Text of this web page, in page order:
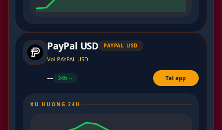
PayPal USD PAYPAL USD
Vol PAYPAL USD
-- 24h -- Tai app
XU HUONG 24H